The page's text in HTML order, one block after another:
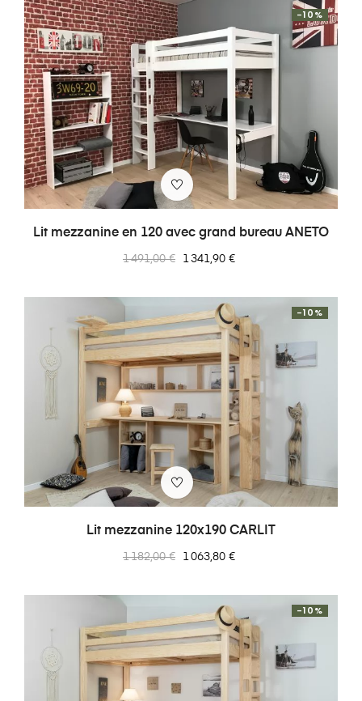
Lit mezzanine en 120 avec grand bureau ANETO
Prix
1 491,00 €
-10%
Prix
1 341,90 €
Lit mezzanine 120x190 CARLIT
Prix
1 182,00 €
-10%
Prix
1 063,80 €
-10%